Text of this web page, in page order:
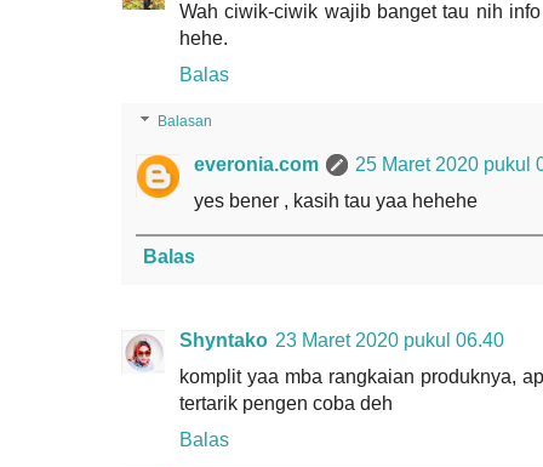
Wah ciwik-ciwik wajib banget tau nih
hehe.
Balas
Balasan
everonia.com
25 Maret 2020 pukul
yes bener , kasih tau yaa hehehe
Balas
Shyntako 23 Maret 2020 pukul 06.40
komplit yaa mba rangkaian produknya,
tertarik pengen coba deh
Balas